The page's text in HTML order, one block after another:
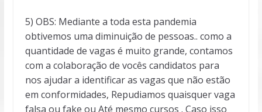
5) OBS: Mediante a toda esta pandemia
obtivemos uma diminuição de pessoas.. como a
quantidade de vagas é muito grande, contamos
com a colaboração de vocês candidatos para
nos ajudar a identificar as vagas que não estão
em conformidades, Repudiamos quaisquer vaga
falsa ou fake ou Até mesmo cursos . Caso isso